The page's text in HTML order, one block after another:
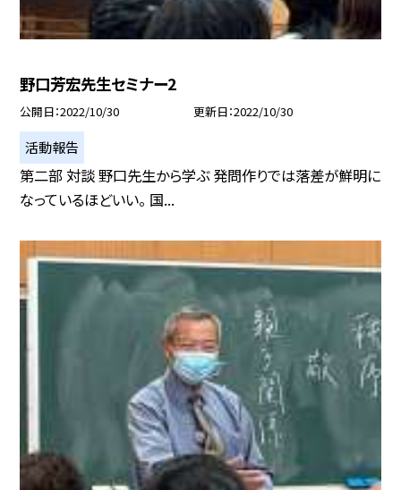
野口芳宏先生セミナー2
公開日 2022/10/30 更新日 2022/10/30
活動報告
第二部 対談 野口先生から学ぶ 発問作りでは落差が鮮明に
なっているほどいい。 国...